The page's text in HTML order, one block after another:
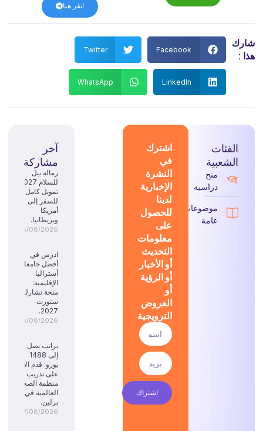
انقر هنا
شارك
هذا :
Facebook
Twitter
LinkedIn
WhatsApp
الفئات
الشعبية
منح
دراسية
موضوعات
عامة
اشترك
في
النشرة
الإخبارية
لدينا
للحصول
على
معلومات
التحديث
أو الأخبار
أو الرؤية
أو
العروض
الترويجية
اشتراك
آخر
مشاركة
زمالة ييل
تمويل كامل
للسفر إلى
أمريكا
وبريطانيا.
08/08/2026
ادرس في
أفضل جامعات
أستراليا
الإقليمية:
منحة تشارلز
ستورت
2027.
08/08/2026
براتب يصل
إلى 1488
يورو: قدم الآن
على تدريب
منظمة الصحة
العالمية في
برلين.
07/08/2026